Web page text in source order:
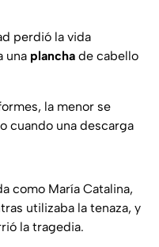
perdió la vida
una plancha de cabello
la menor se
cuando una descarga
como María Catalina,
utilizaba la tenaza, y
la tragedia.